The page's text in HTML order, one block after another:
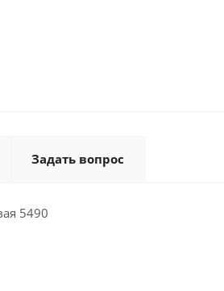
Задать вопрос
5490